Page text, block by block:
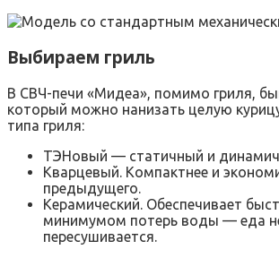
Выбираем гриль
В СВЧ-печи «Мидеа», помимо гриля,
который можно нанизать целую
типа гриля:
ТЭНовый — статичный и
Кварцевый. Компактнее и
предыдущего.
Керамический. Обеспечивает
минимумом потерь воды — еда
пересушивается.